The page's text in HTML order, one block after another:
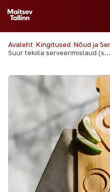
Avaleht/Kingitused/Nõud ja
Suur tekiila serveerimislaud (soola ja pitside hoidik)